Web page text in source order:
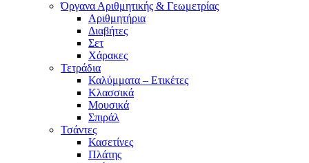
Όργανα Αριθμητικής & Γεωμετρίας
Αριθμητήρια
Διαβήτες
Σετ
Χάρακες
Τετράδια
Καλύμματα – Ετικέτες
Κλασσικά
Μουσικά
Σπιράλ
Τσάντες
Κασετίνες
Πλάτης